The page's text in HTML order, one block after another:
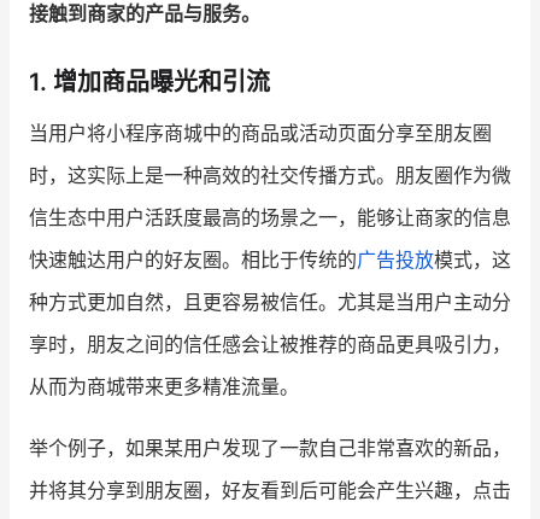
商家社区 社群交流
合作共进
认证服务商 设计服务商
接触到商家的产品与服务。
1. 增加商品曝光和引流
当用户将小程序商城中的商品或活动页面分享至朋友圈
时，这实际上是一种高效的社交传播方式。朋友圈作为微
信生态中用户活跃度最高的场景之一，能够让商家的信息
快速触达用户的好友圈。相比于传统的广告投放模式，这
种方式更加自然，且更容易被信任。尤其是当用户主动分
享时，朋友之间的信任感会让被推荐的商品更具吸引力，
从而为商城带来更多精准流量。
举个例子，如果某用户发现了一款自己非常喜欢的新品，
并将其分享到朋友圈，好友看到后可能会产生兴趣，点击